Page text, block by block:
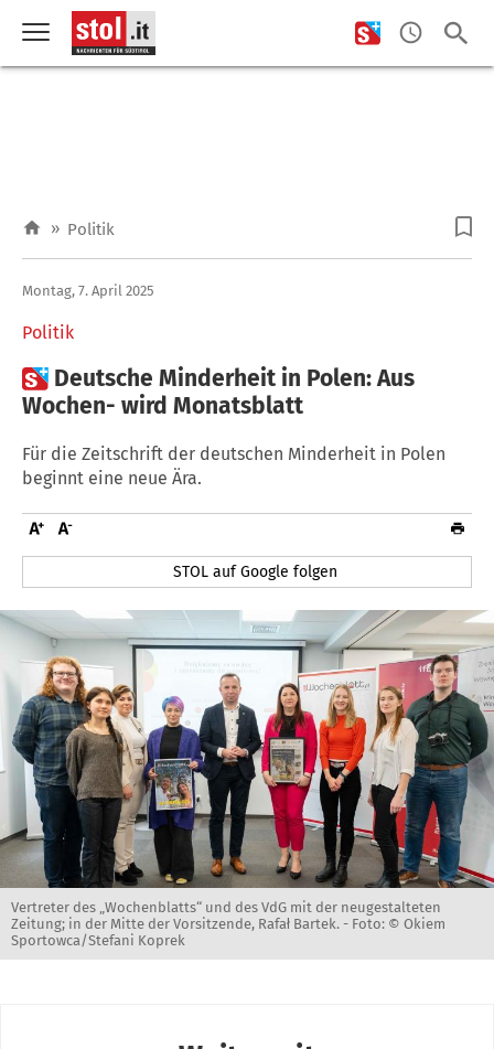
» Politik
Politik
Montag, 7. April 2025
 Deutsche Minderheit in Polen: Aus
Wochen- wird Monatsblatt
Für die Zeitschrift der deutschen Minderheit in Polen
beginnt eine neue Ära.
STOL auf Google folgen
Vertreter des „Wochenblatts“ und des VdG mit der neugestalteten
Zeitung; in der Mitte der Vorsitzende, Rafał Bartek. - Foto: © Okiem
Sportowca/Stefani Koprek